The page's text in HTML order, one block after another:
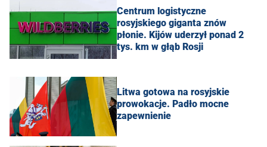
Centrum logistyczne
rosyjskiego giganta znów
płonie. Kijów uderzył ponad 2
tys. km w głąb Rosji
Litwa gotowa na rosyjskie
prowokacje. Padło mocne
zapewnienie